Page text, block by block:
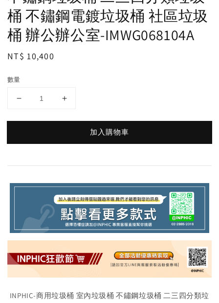
桶 不鏽鋼電鍍垃圾桶 社區垃圾
桶 辦公辦公室-IMWG068104A
Regular
NT$ 10,400
數量
加入購物車
INPHIC-商用垃圾桶 室內垃圾桶 不鏽鋼垃圾桶 二三四分類垃